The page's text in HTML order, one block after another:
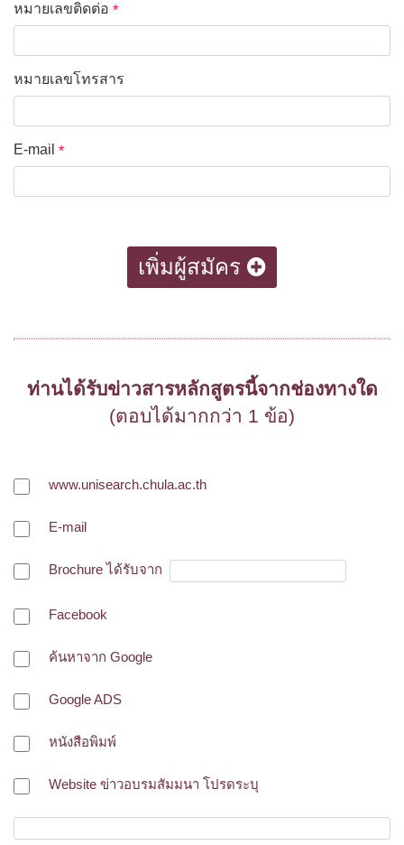
หมายเลขติดต่อ *
หมายเลขโทรสาร
E-mail *
เพิ่มผู้สมัคร
ท่านได้รับข่าวสารหลักสูตรนี้จากช่องทางใด
(ตอบได้มากกว่า 1 ข้อ)
www.unisearch.chula.ac.th
E-mail
Brochure ได้รับจาก
Facebook
ค้นหาจาก Google
Google ADS
หนังสือพิมพ์
Website ข่าวอบรมสัมมนา โปรดระบุ